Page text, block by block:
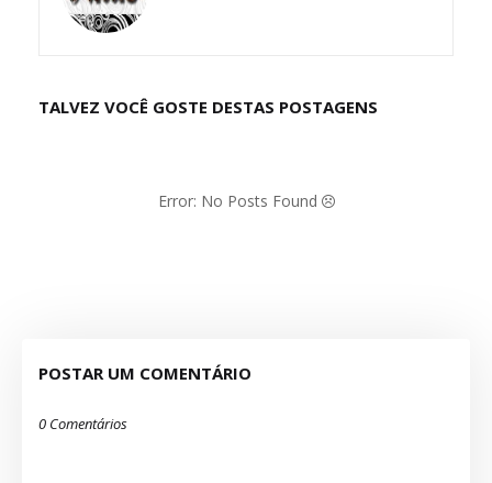
TALVEZ VOCÊ GOSTE DESTAS POSTAGENS
Error: No Posts Found
POSTAR UM COMENTÁRIO
0 Comentários